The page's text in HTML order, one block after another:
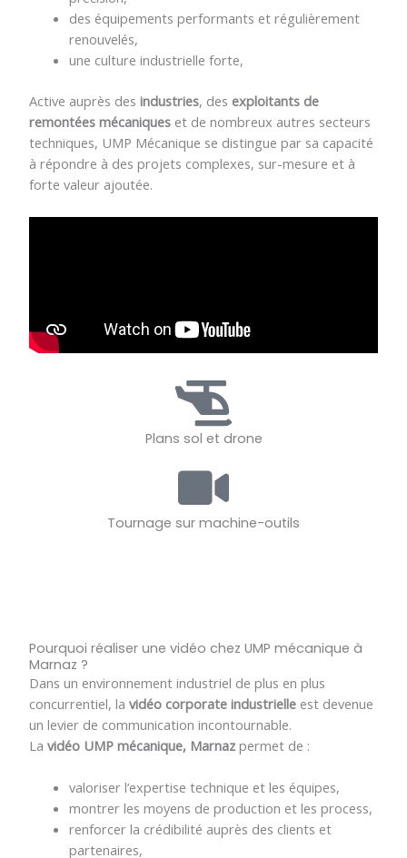
des équipements performants et régulièrement
renouvelés,
une culture industrielle forte,
Active auprès desindustries, des exploitants de
remontées mécaniques et de nombreux autres secteurs
techniques, UMP Mécanique se distingue par sa capacité
à répondre à des projets complexes, sur-mesure et à
forte valeur ajoutée.
Plans sol et drone
Tournage sur machine-outils
Pourquoi réaliser une vidéo chez UMP mécanique à
Marnaz ?
Dans un environnement industriel de plus en plus
concurrentiel, lavidéo corporate industrielle est devenue
un levier de communication incontournable.
Lavidéo UMP mécanique, Marnaz permet de :
valoriser l’expertise technique et les équipes,
montrer les moyens de production et les process,
renforcer la crédibilité auprès des clients et
partenaires,